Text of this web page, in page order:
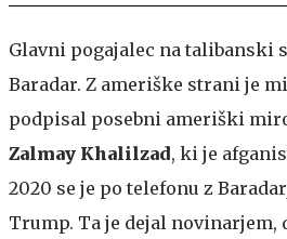
Glavni pogajalec na talibanski
Baradar. Z ameriške strani je
podpisal posebni ameriški
Zalmay Khalilzad, ki je
2020 se je po telefonu z
Trump. Ta je dejal novinarjem,